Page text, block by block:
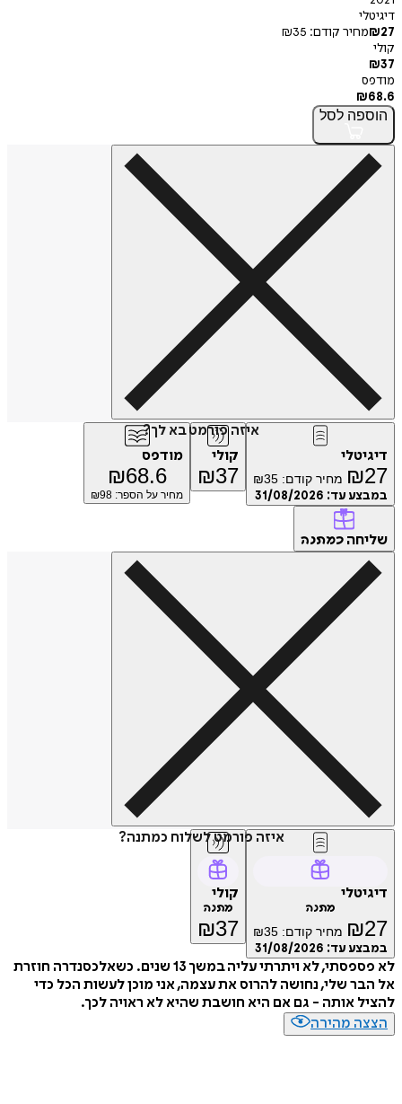
דיגיטלי
₪27 מחיר קודם: ₪35
קולי
₪37
מודפס
₪68.6
הוספה לסל
איזה פורמט בא לך?
דיגיטלי
₪27 מחיר קודם: ₪35
במבצע עד: 31/08/2026
קולי
₪37
מודפס
₪68.6
מחיר על הספר: ₪ 98
שליחה כמתנה
איזה פורמט לשלוח כמתנה?
דיגיטלי
מתנה
₪27 מחיר קודם: ₪35
במבצע עד: 31/08/2026
קולי
מתנה
₪37
לא פספסתי, לא ויתרתי עליה במשך 13 שנים. כשאלכסנדרה חוזרת
אל הבר שלי, נחושה להרוס את עצמה, אני מוכן לעשות הכל כדי
להציל אותה - גם אם היא חושבת שהיא לא ראויה לכך.
הצצה מהירה